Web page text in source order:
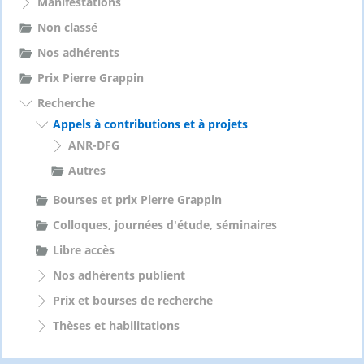
Non classé
Nos adhérents
Prix Pierre Grappin
Recherche
Appels à contributions et à projets
ANR-DFG
Autres
Bourses et prix Pierre Grappin
Colloques, journées d'étude, séminaires
Libre accès
Nos adhérents publient
Prix et bourses de recherche
Thèses et habilitations